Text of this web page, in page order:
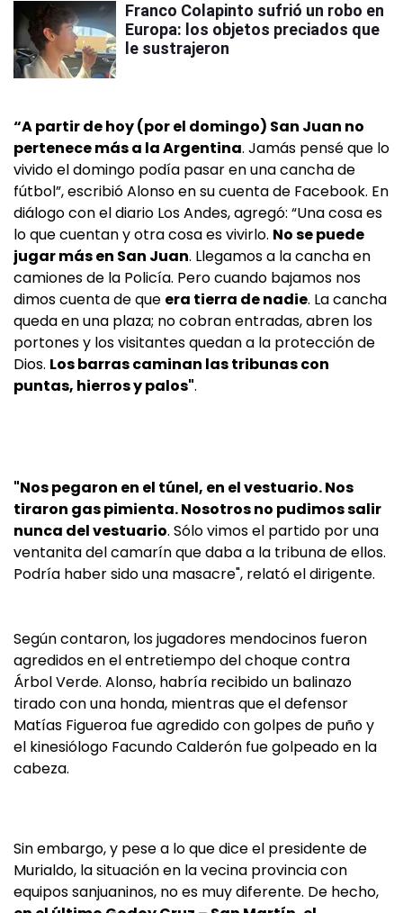
Franco Colapinto sufrió un robo en
Europa: los objetos preciados que
le sustrajeron
“A partir de hoy (por el domingo) San Juan no
pertenece más a la Argentina. Jamás pensé que lo
vivido el domingo podía pasar en una cancha de
fútbol”, escribió Alonso en su cuenta de Facebook. En
diálogo con el diario Los Andes, agregó: “Una cosa es
lo que cuentan y otra cosa es vivirlo. No se puede
jugar más en San Juan. Llegamos a la cancha en
camiones de la Policía. Pero cuando bajamos nos
dimos cuenta de que era tierra de nadie. La cancha
queda en una plaza; no cobran entradas, abren los
portones y los visitantes quedan a la protección de
Dios. Los barras caminan las tribunas con
puntas, hierros y palos".
"Nos pegaron en el túnel, en el vestuario. Nos
tiraron gas pimienta. Nosotros no pudimos salir
nunca del vestuario. Sólo vimos el partido por una
ventanita del camarín que daba a la tribuna de ellos.
Podría haber sido una masacre", relató el dirigente.
Según contaron, los jugadores mendocinos fueron
agredidos en el entretiempo del choque contra
Árbol Verde. Alonso, habría recibido un balinazo
tirado con una honda, mientras que el defensor
Matías Figueroa fue agredido con golpes de puño y
el kinesiólogo Facundo Calderón fue golpeado en la
cabeza.
Sin embargo, y pese a lo que dice el presidente de
Murialdo, la situación en la vecina provincia con
equipos sanjuaninos, no es muy diferente. De hecho,